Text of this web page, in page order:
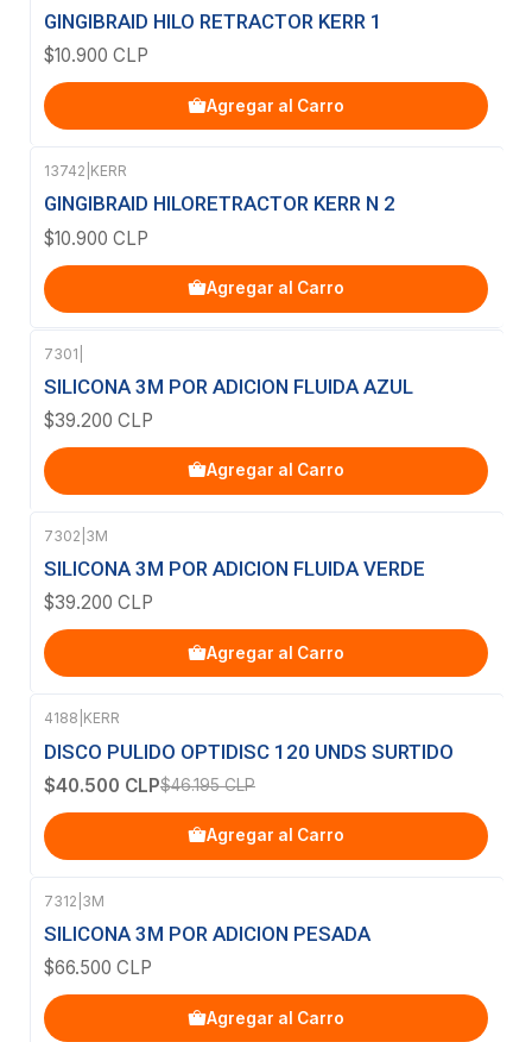
GINGIBRAID HILO RETRACTOR KERR 1
$10.900 CLP
Agregar al Carro
13742 KERR
GINGIBRAID HILORETRACTOR KERR N 2
$10.900 CLP
Agregar al Carro
7301
SILICONA 3M POR ADICION FLUIDA AZUL
$39.200 CLP
Agregar al Carro
7302 3M
SILICONA 3M POR ADICION FLUIDA VERDE
$39.200 CLP
Agregar al Carro
-12%OFF
4188 KERR
DISCO PULIDO OPTIDISC 120 UNDS SURTIDO
$40.500 CLP$46.195 CLP
Agregar al Carro
7312 3M
SILICONA 3M POR ADICION PESADA
$66.500 CLP
Agregar al Carro